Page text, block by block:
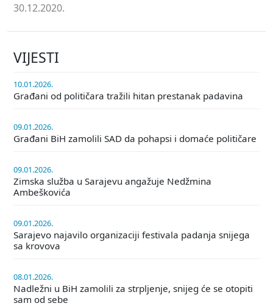
30.12.2020.
VIJESTI
10.01.2026.
Građani od političara tražili hitan prestanak padavina
09.01.2026.
Građani BiH zamolili SAD da pohapsi i domaće političare
09.01.2026.
Zimska služba u Sarajevu angažuje Nedžmina
Ambeškovića
09.01.2026.
Sarajevo najavilo organizaciji festivala padanja snijega
sa krovova
08.01.2026.
Nadležni u BiH zamolili za strpljenje, snijeg će se otopiti
sam od sebe